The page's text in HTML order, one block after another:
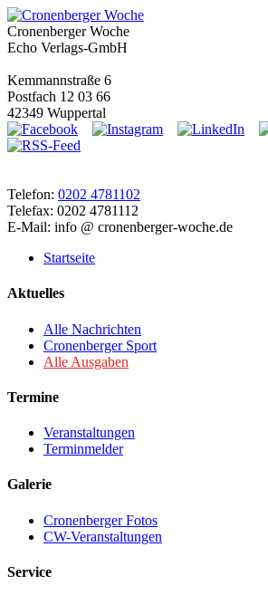
Cronenberger Woche
Echo Verlags-GmbH
Kemmannstraße 6
Postfach 12 03 66
42349 Wuppertal
Telefon: 0202 4781102
Telefax: 0202 4781112
E-Mail: info @ cronenberger-woche.de
Startseite
Aktuelles
Alle Nachrichten
Cronenberger Sport
Alle Ausgaben
Termine
Veranstaltungen
Terminmelder
Galerie
Cronenberger Fotos
CW-Veranstaltungen
Service